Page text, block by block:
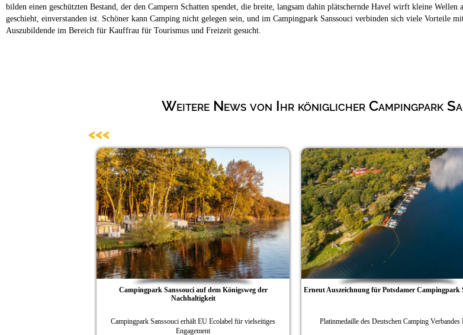
bilden einen geschützten Bestand, der den Campern Schatten spendet, die breite, langsam dahin plätschernde Havel wirft kleine
geschieht, einverstanden ist. Schöner kann Camping nicht gelegen sein, und im Campingpark Sanssouci verbinden sich viele Vorteile
Auszubildende im Bereich für Kauffrau für Tourismus und Freizeit gesucht.
Weitere News von Ihr königlicher Campingpark
Campingpark Sanssouci auf dem Königsweg der
Nachhaltigkeit
Campingpark Sanssouci erhält EU Ecolabel für vielseitiges
Engagement
Erneut Auszeichnung für Potsdamer Campingpark
Platinmedaille des Deutschen Camping Verbandes DCC
<<<